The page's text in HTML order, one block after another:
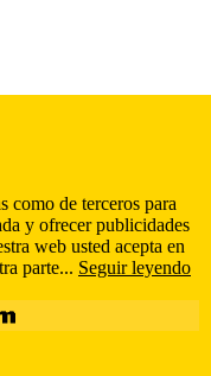
como de terceros para
y ofrecer publicidades
web usted acepta en
parte... Seguir leyendo